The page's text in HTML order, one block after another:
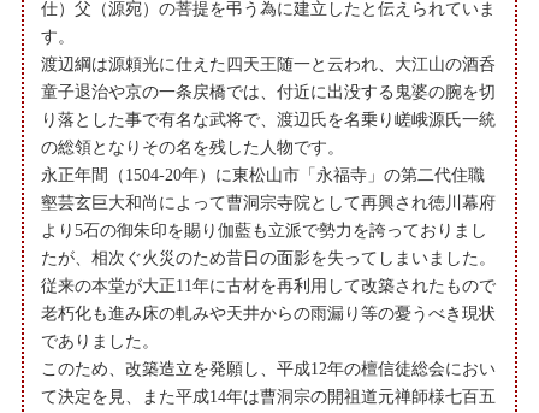
仕）父（源宛）の菩提を弔う為に建立したと伝えられていま
す。
渡辺綱は源頼光に仕えた四天王随一と云われ、大江山の酒呑
童子退治や京の一条戻橋では、付近に出没する鬼婆の腕を切
り落とした事で有名な武将で、渡辺氏を名乗り嵯峨源氏一統
の総領となりその名を残した人物です。
永正年間（1504-20年）に東松山市「永福寺」の第二代住職
壑芸玄巨大和尚によって曹洞宗寺院として再興され徳川幕府
より5石の御朱印を賜り伽藍も立派で勢力を誇っておりまし
たが、相次ぐ火災のため昔日の面影を失ってしまいました。
従来の本堂が大正11年に古材を再利用して改築されたもので
老朽化も進み床の軋みや天井からの雨漏り等の憂うべき現状
でありました。
このため、改築造立を発願し、平成12年の檀信徒総会におい
て決定を見、また平成14年は曹洞宗の開祖道元禅師様七百五